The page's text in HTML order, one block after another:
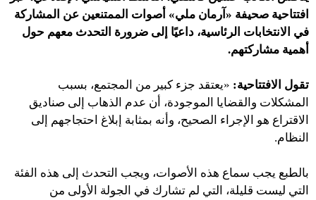
افتتاحية صحيفة «آرمان ملي» أصوات الممتنعين عن المشاركة
في الانتخابات الرئاسية، داعيًا إلى ضرورة التحدث معهم حول
أهمية مشاركتهم.
تقول الافتتاحية: «يعتقد جزء كبير من المجتمع، بسبب
المشكلات والقضايا الموجودة، أن عدم الذهاب إلى صناديق
الاقتراع هو الإجراء الصحيح، وأنه بمثابة إبلاغ احتجاجهم إلى
النظام.
بالطبع يجب سماع هذه الأصوات، ويجب التحدث إلى هذه الفئة
التي ليست قليلة، التي لم تشارك في الجولة الأولى من